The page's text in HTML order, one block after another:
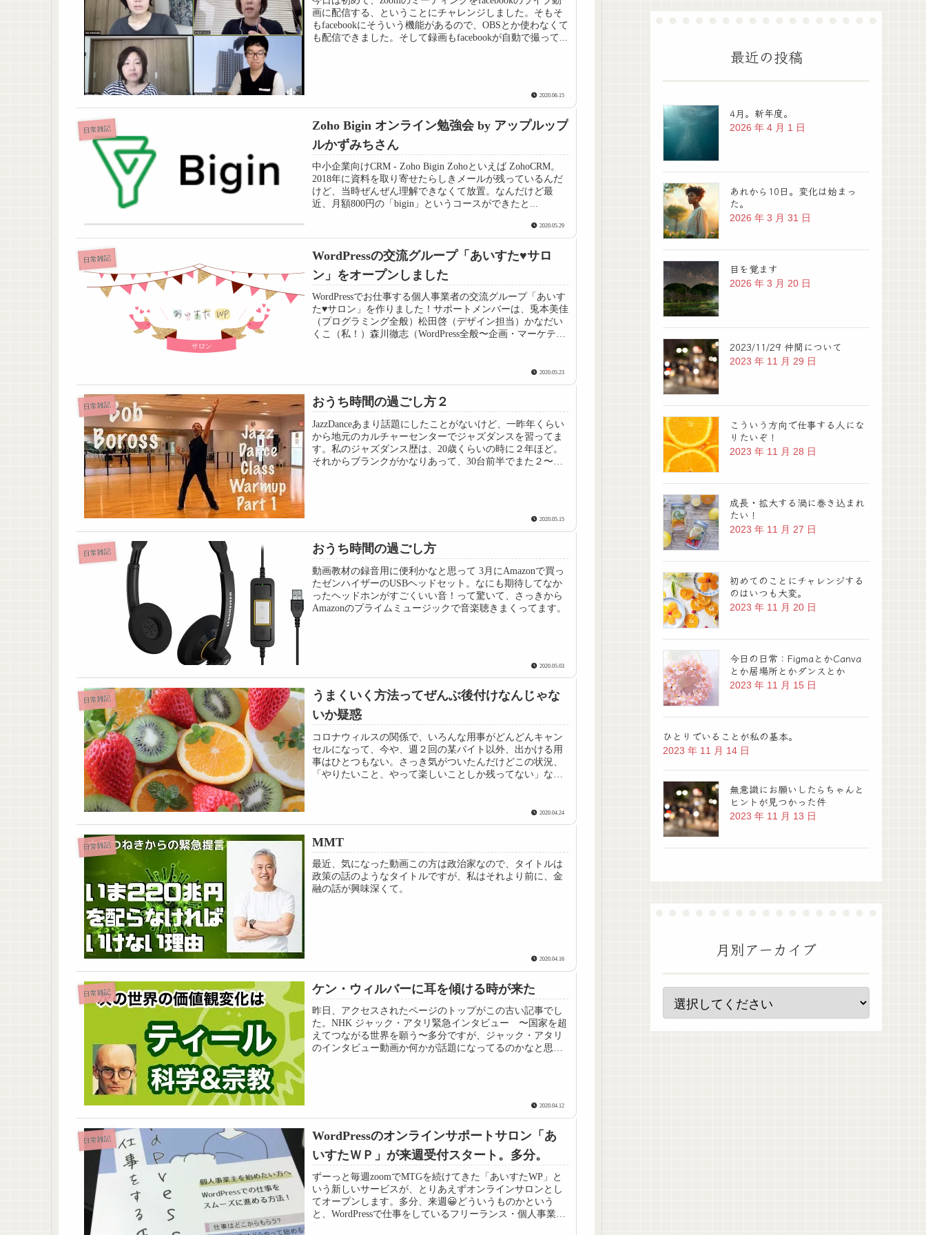
画に配信する、ということにチャレンジしました。そもそ
もfacebookにそういう機能があるので、OBSとか使わなくて
も配信できました。そして録画もfacebookが自動で撮って...
2020.06.15
日常雑記
Zoho Bigin オンライン勉強会 by アップルップ
ルかずみちさん
中小企業向けCRM - Zoho Bigin Zohoといえば ZohoCRM。
2018年に資料を取り寄せたらしきメールが残っているんだ
けど、当時ぜんぜん理解できなくて放置。なんだけど最
近、月額800円の「bigin」というコースができたと...
2020.05.29
日常雑記
WordPressの交流グループ「あいすた♥️サロ
ン」をオープンしました
WordPressでお仕事する個人事業者の交流グループ「あいす
た♥️サロン」を作りました！サポートメンバーは、兎本美佳
（プログラミング全般）松田啓（デザイン担当）かなだい
くこ（私！）森川徹志（WordPress全般〜企画・マーケティ
2020.05.23
日常雑記 おうち時間の過ごし方２
JazzDanceあまり話題にしたことがないけど、一昨年くらい
から地元のカルチャーセンターでジャズダンスを習ってま
す。私のジャズダンス歴は、20歳くらいの時に２年ほど。
それからブランクがかなりあって、30台前半でまた２〜３
2020.05.15
日常雑記 おうち時間の過ごし方
動画教材の録音用に便利かなと思って 3月にAmazonで買っ
たゼンハイザーのUSBヘッドセット。なにも期待してなか
ったヘッドホンがすごくいい音！って驚いて、さっきから
Amazonのプライムミュージックで音楽聴きまくってます。
2020.05.03
日常雑記
うまくいく方法ってぜんぶ後付けなんじゃな
いか疑惑
コロナウィルスの関係で、いろんな用事がどんどんキャン
セルになって、今や、週２回の某バイト以外、出かける用
事はひとつもない。さっき気がついたんだけどこの状況、
「やりたいこと、やって楽しいことしか残ってない」なん
2020.04.24
日常雑記 MMT
最近、気になった動画この方は政治家なので、タイトルは
政策の話のようなタイトルですが、私はそれより前に、金
融の話が興味深くて。
2020.04.16
日常雑記 ケン・ウィルバーに耳を傾ける時が来た
昨日、アクセスされたページのトップがこの古い記事でし
た。NHK ジャック・アタリ緊急インタビュー 〜国家を超
えてつながる世界を願う〜多分ですが、ジャック・アタリ
のインタビュー動画か何かが話題になってるのかなと思い
2020.04.12
日常雑記
WordPressのオンラインサポートサロン「あ
いすたＷＰ」が来週受付スタート。多分。
ずーっと毎週zoomでMTGを続けてきた「あいすたWP」と
いう新しいサービスが、とりあえずオンラインサロンとし
てオープンします。多分、来週😀どういうものかという
と、WordPressで仕事をしているフリーランス・個人事業主
最近の投稿
4月。新年度。
2026 年 4 月 1 日
あれから10日。変化は始まっ
た。
2026 年 3 月 31 日
目を覚ます
2026 年 3 月 20 日
2023/11/29 仲間について
2023 年 11 月 29 日
こういう方向で仕事する人にな
りたいぞ！
2023 年 11 月 28 日
成長・拡大する渦に巻き込まれ
たい！
2023 年 11 月 27 日
初めてのことにチャレンジする
のはいつも大変。
2023 年 11 月 20 日
今日の日常：FigmaとかCanva
とか居場所とかダンスとか
2023 年 11 月 15 日
ひとりでいることが私の基本。
2023 年 11 月 14 日
無意識にお願いしたらちゃんと
ヒントが見つかった件
2023 年 11 月 13 日
月別アーカイブ